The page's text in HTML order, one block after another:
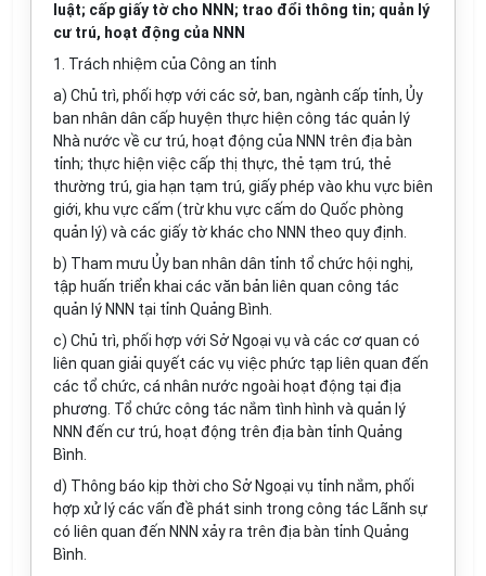
luật; cấp giấy tờ cho NNN; trao đổi thông tin; quản lý
cư trú, hoạt động của NNN
1. Trách nhiệm của Công an tỉnh
a) Chủ trì, phối hợp với các sở, ban, ngành cấp tỉnh, Ủy
ban nhân dân cấp huyện thực hiện công tác quản lý
Nhà nước về cư trú, hoạt động của NNN trên địa bàn
tỉnh; thực hiện việc cấp thị thực, thẻ tạm trú, thẻ
thường trú, gia hạn tạm trú, giấy phép vào khu vực biên
giới, khu vực cấm (trừ khu vực cấm do Quốc phòng
quản lý) và các giấy tờ khác cho NNN theo quy định.
b) Tham mưu Ủy ban nhân dân tỉnh tổ chức hội nghị,
tập huấn triển khai các văn bản liên quan công tác
quản lý NNN tại tỉnh Quảng Bình.
c) Chủ trì, phối hợp với Sở Ngoại vụ và các cơ quan có
liên quan giải quyết các vụ việc phức tạp liên quan đến
các tổ chức, cá nhân nước ngoài hoạt động tại địa
phương. Tổ chức công tác nắm tình hình và quản lý
NNN đến cư trú, hoạt động trên địa bàn tỉnh Quảng
Bình.
d) Thông báo kịp thời cho Sở Ngoại vụ tỉnh nắm, phối
hợp xử lý các vấn đề phát sinh trong công tác Lãnh sự
có liên quan đến NNN xảy ra trên địa bàn tỉnh Quảng
Bình.